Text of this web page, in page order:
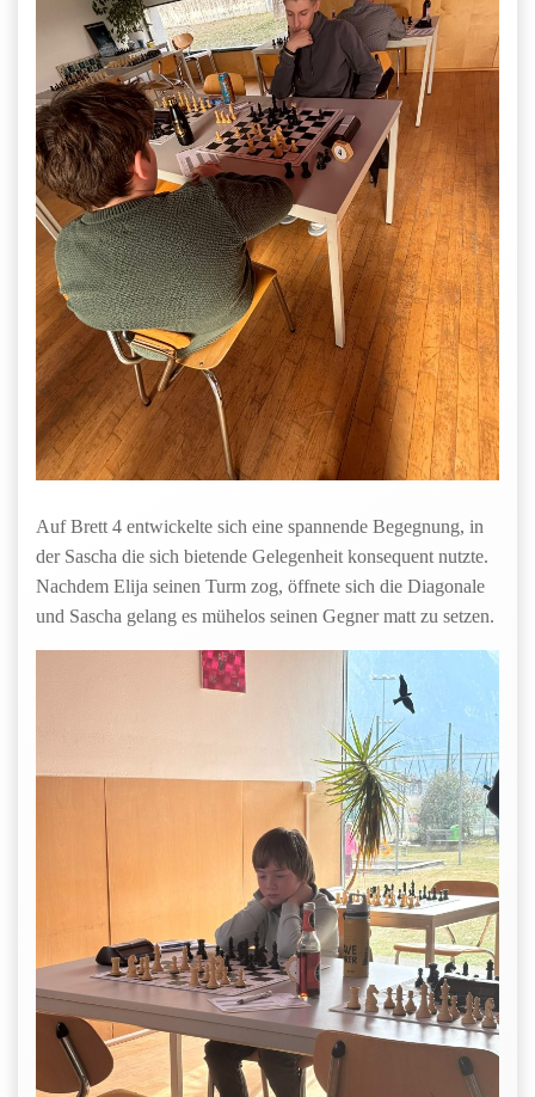
Auf Brett 4 entwickelte sich eine spannende Begegnung, in
der Sascha die sich bietende Gelegenheit konsequent nutzte.
Nachdem Elija seinen Turm zog, öffnete sich die Diagonale
und Sascha gelang es mühelos seinen Gegner matt zu setzen.